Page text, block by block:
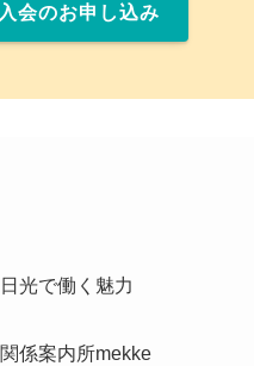
入会のお申し込み
日光で働く魅力
関係案内所mekke